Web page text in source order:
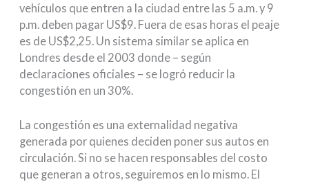
vehículos que entren a la ciudad entre las 5 a.m. y 9
p.m. deben pagar US$9. Fuera de esas horas el peaje
es de US$2,25. Un sistema similar se aplica en
Londres desde el 2003 donde – según
declaraciones oficiales – se logró reducir la
congestión en un 30%.
La congestión es una externalidad negativa
generada por quienes deciden poner sus autos en
circulación. Si no se hacen responsables del costo
que generan a otros, seguiremos en lo mismo. El